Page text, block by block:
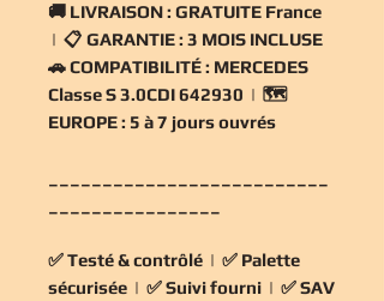
🚚 LIVRAISON : GRATUITE France
| 📋 GARANTIE : 3 MOIS INCLUSE
🚗COMPATIBILITÉ : MERCEDES
Classe S 3.0CDI 642930 | 🗺️
EUROPE : 5 à 7 jours ouvrés
✅Testé & contrôlé | ✅ Palette
sécurisée | ✅Suivi fourni | ✅SAV